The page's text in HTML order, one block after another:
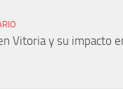
Vitoria y su impacto